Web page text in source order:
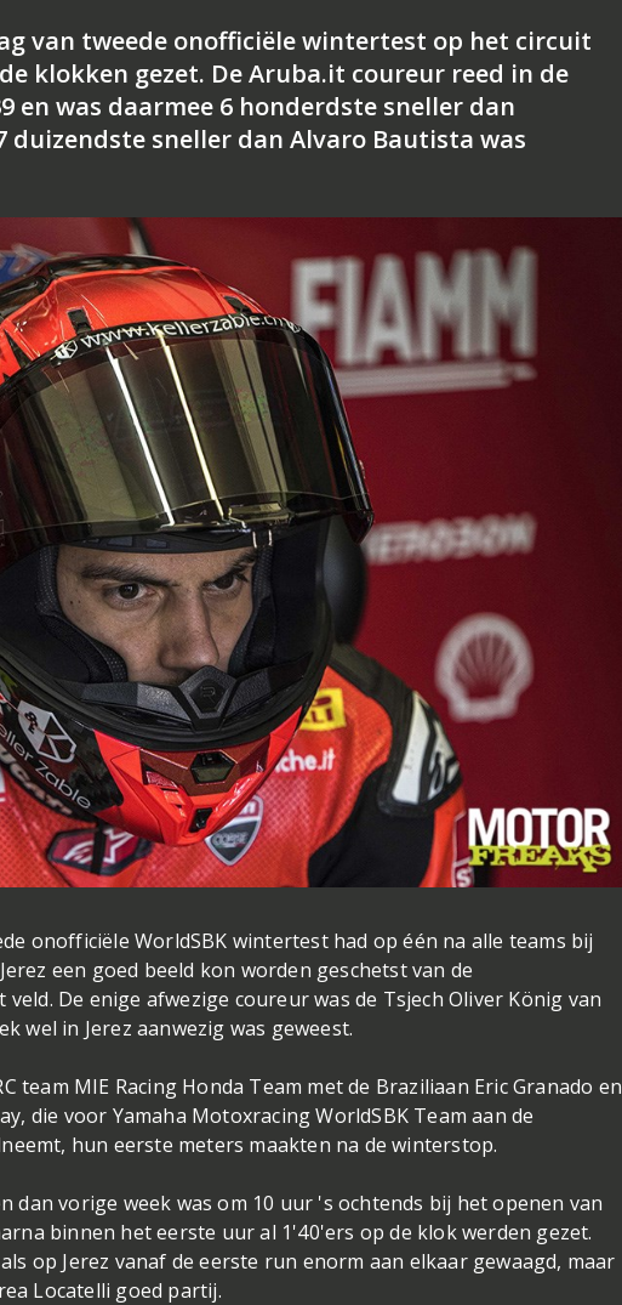
van tweede onofficiële wintertest op het circuit
klokken gezet. De Aruba.it coureur reed in de
en was daarmee 6 honderdste sneller dan
duizendste sneller dan Alvaro Bautista was
onofficiële WorldSBK wintertest had op één na alle teams bij
een goed beeld kon worden geschetst van de
De enige afwezige coureur was de Tsjech Oliver König van
wel in Jerez aanwezig was geweest.
team MIE Racing Honda Team met de Braziliaan Eric Granado en
die voor Yamaha Motoxracing WorldSBK Team aan de
hun eerste meters maakten na de winterstop.
dan vorige week was om 10 uur 's ochtends bij het openen van
binnen het eerste uur al 1'40'ers op de klok werden gezet.
op Jerez vanaf de eerste run enorm aan elkaar gewaagd, maar
Locatelli goed partij.